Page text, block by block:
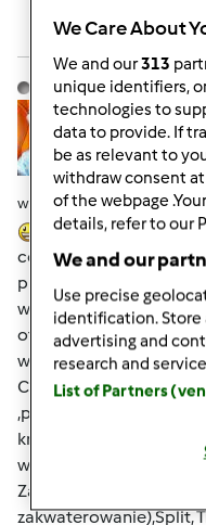
Hanna Gręda
wt., 05/28/2013 - 07:34
Dziewczyny jak się
cegła na głowę
przed wyjazdem
wyrok usztywnienie na
otwiera
mam wybór
wiadomo co
Chorwacji jest mokry
,później wychodziło
krótko z peleryną lub
wypadek.Ogólnie
Zagrzeb,Zadar
zakwaterowanie),Split,
We Care About
We and our313
unique identifiers,
technologies to
data to provide. If
be as relevant to
withdraw consent
of the webpage
details, refer to our
We and our
Use precise
identification. Store
advertising and
research and
List of Partners